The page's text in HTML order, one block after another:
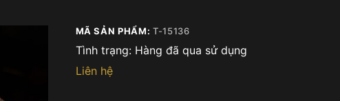
MÃ SẢN PHẨM: T-15136
Tình trạng: Hàng đã qua sử dụng
Liên hệ